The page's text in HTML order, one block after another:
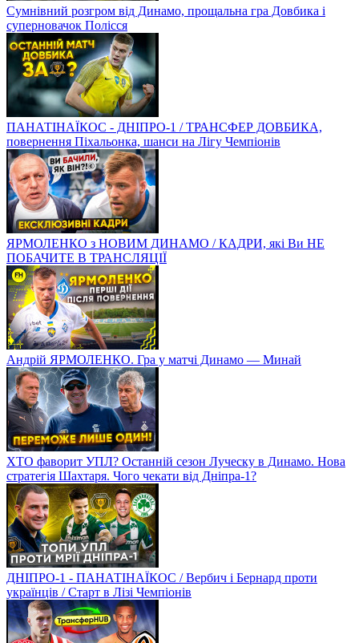
Сумнівний розгром від Динамо, прощальна гра Довбика і
суперновачок Полісся
ПАНАТІНАЇКОС - ДНІПРО-1 / ТРАНСФЕР ДОВБИКА,
повернення Піхальонка, шанси на Лігу Чемпіонів
ЯРМОЛЕНКО з НОВИМ ДИНАМО / КАДРИ, які Ви НЕ
ПОБАЧИТЕ В ТРАНСЛЯЦІЇ
Андрій ЯРМОЛЕНКО. Гра у матчі Динамо — Минай
ХТО фаворит УПЛ? Останній сезон Луческу в Динамо. Нова
стратегія Шахтаря. Чого чекати від Дніпра-1?
ДНІПРО-1 - ПАНАТІНАЇКОС / Вербич і Бернард проти
українців / Старт в Лізі Чемпіонів